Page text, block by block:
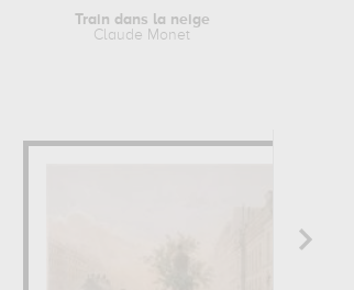
Train dans la neige
Claude Monet